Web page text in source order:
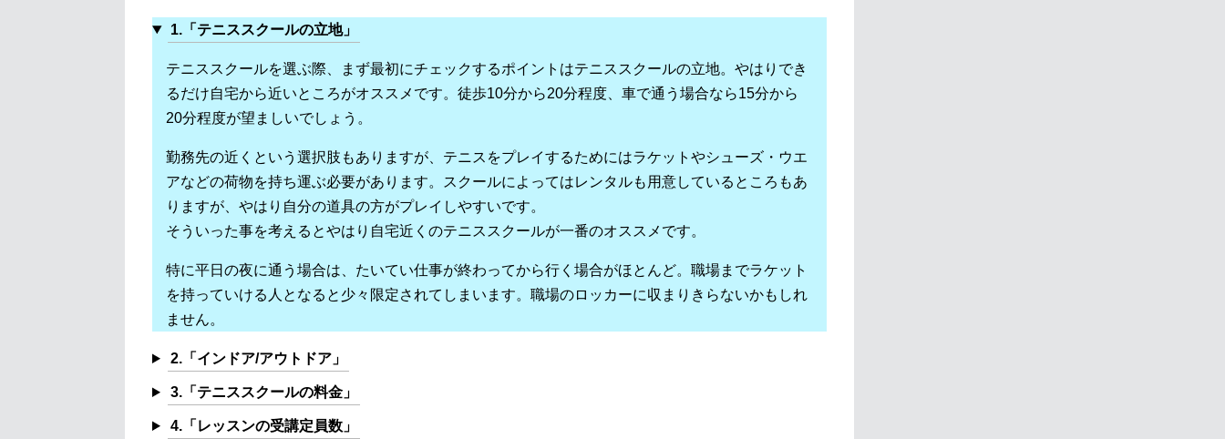
1.「テニススクールの立地」
テニススクールを選ぶ際、まず最初にチェックするポイントはテニススクールの立地。やはりでき
るだけ自宅から近いところがオススメです。徒歩10分から20分程度、車で通う場合なら15分から
20分程度が望ましいでしょう。
勤務先の近くという選択肢もありますが、テニスをプレイするためにはラケットやシューズ・ウエ
アなどの荷物を持ち運ぶ必要があります。スクールによってはレンタルも用意しているところもあ
りますが、やはり自分の道具の方がプレイしやすいです。
そういった事を考えるとやはり自宅近くのテニススクールが一番のオススメです。
特に平日の夜に通う場合は、たいてい仕事が終わってから行く場合がほとんど。職場までラケット
を持っていける人となると少々限定されてしまいます。職場のロッカーに収まりきらないかもしれ
ません。
2.「インドア/アウトドア」
3.「テニススクールの料金」
4.「レッスンの受講定員数」